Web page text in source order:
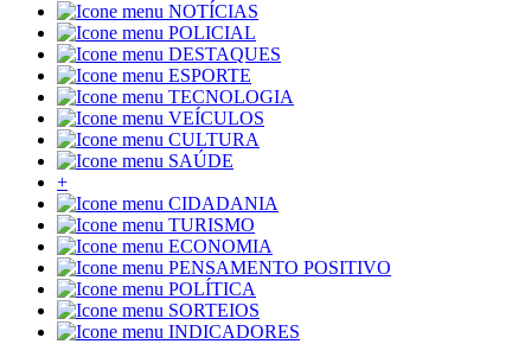
NOTÍCIAS
POLICIAL
DESTAQUES
ESPORTE
TECNOLOGIA
VEÍCULOS
CULTURA
SAÚDE
+
CIDADANIA
TURISMO
ECONOMIA
PENSAMENTO POSITIVO
POLÍTICA
SORTEIOS
INDICADORES